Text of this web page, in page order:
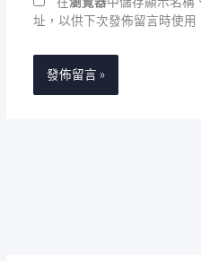
址，以供下次發佈留言時使用